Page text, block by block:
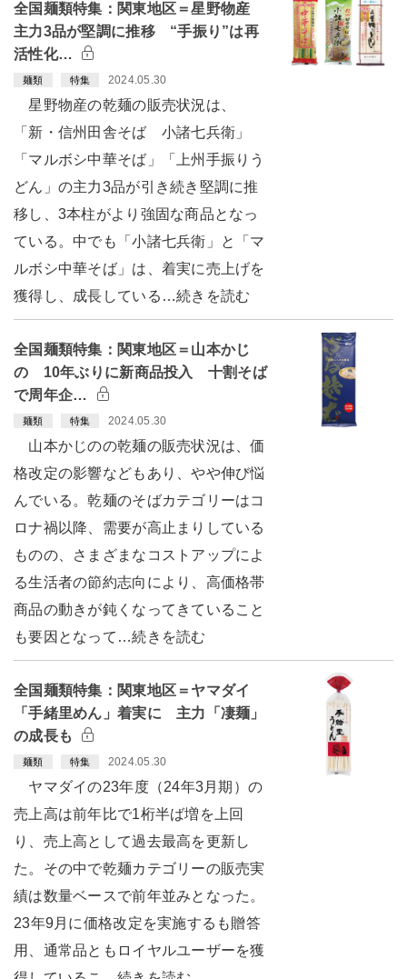
全国麺類特集：関東地区＝星野物産
主力3品が堅調に推移 “手振り”は再
活性化…
麺類 特集 2024.05.30
星野物産の乾麺の販売状況は、
「新・信州田舎そば 小諸七兵衛」
「マルボシ中華そば」「上州手振りう
どん」の主力3品が引き続き堅調に推
移し、3本柱がより強固な商品となっ
ている。中でも「小諸七兵衛」と「マ
ルボシ中華そば」は、着実に売上げを
獲得し、成長している…続きを読む
全国麺類特集：関東地区＝山本かじ
の 10年ぶりに新商品投入 十割そば
で周年企…
麺類 特集 2024.05.30
山本かじのの乾麺の販売状況は、価
格改定の影響などもあり、やや伸び悩
んでいる。乾麺のそばカテゴリーはコ
ロナ禍以降、需要が高止まりしている
ものの、さまざまなコストアップによ
る生活者の節約志向により、高価格帯
商品の動きが鈍くなってきていること
も要因となって…続きを読む
全国麺類特集：関東地区＝ヤマダイ
「手緒里めん」着実に 主力「凄麺」
の成長も
麺類 特集 2024.05.30
ヤマダイの23年度（24年3月期）の
売上高は前年比で1桁半ば増を上回
り、売上高として過去最高を更新し
た。その中で乾麺カテゴリーの販売実
績は数量ベースで前年並みとなった。
23年9月に価格改定を実施するも贈答
用、通常品ともロイヤルユーザーを獲